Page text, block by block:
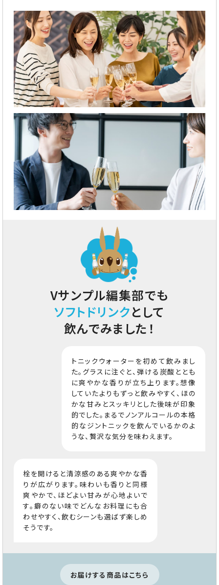
Vサンプル編集部でも
ソフトドリンクとして
飲んでみました！
トニックウォーターを初めて飲みまし
た。グラスに注ぐと、弾ける炭酸ととも
に爽やかな香りが立ち上ります。想像
していたよりもずっと飲みやすく、ほの
かな甘みとスッキリとした後味が印象
的でした。まるでノンアルコールの本格
的なジントニックを飲んでいるかのよ
うな、贅沢な気分を味わえます。
栓を開けると清涼感のある爽やかな香
りが広がります。味わいも香りと同様
爽やかで、ほどよい甘みが心地よいで
す。癖のない味でどんなお料理にも合
わせやすく、飲むシーンも選ばず楽しめ
そうです。
お届けする商品はこちら